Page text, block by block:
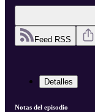
Feed RSS
Detalles
Notas del episodio